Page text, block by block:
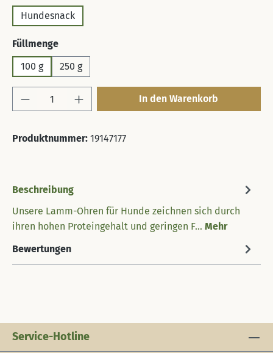
Hundesnack
Füllmengeauswählen
100 g
250 g
Produkt Anzahl: Gib den gewünschten
In den Warenkorb
Produktnummer: 19147177
Beschreibung
Unsere Lamm-Ohren für Hunde zeichnen sich durch
ihren hohen Proteingehalt und geringen F… Mehr
Bewertungen
Service-Hotline